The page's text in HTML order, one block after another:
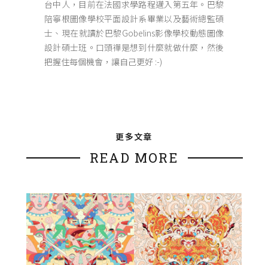
台中人，目前在法國求學路程邁入第五年。巴黎
陪寧根圖像學校平面設計系畢業以及藝術總監碩
士、現在就讀於巴黎Gobelins影像學校動態圖像
設計碩士班。口頭禪是想到什麼就做什麼，然後
把握住每個機會，讓自己更好 :-)
更多文章
READ MORE